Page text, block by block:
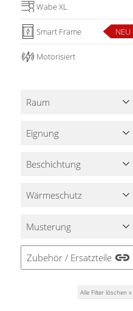
Wabe XL
Smart Frame NEU
Motorisiert
Raum
Eignung
Beschichtung
Wärmeschutz
Musterung
Zubehör / Ersatzteile
Alle Filter löschen x